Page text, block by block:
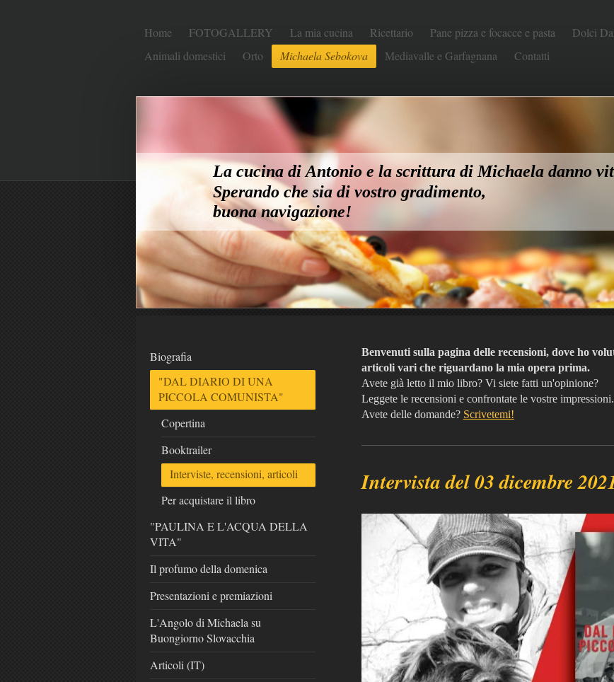
Home FOTOGALLERY La mia cucina Ricettario Pane pizza e focacce e pasta Dolci
Animali domestici
Orto Michaela Sebokova Mediavalle e Garfagnana Contatti
La cucina di Antonio e la scrittura di Michaela danno
Sperando che sia di vostro gradimento,
buona navigazione!
Benvenuti sulla pagina delle recensioni, dove ho
articoli vari che riguardano la mia opera prima.
Avete già letto il mio libro? Vi siete fatti un'opinione?
Leggete le recensioni e confrontate le vostre impressioni.
Avete delle domande? Scrivetemi!
Intervista del 03 dicembre
Biografia
"DAL DIARIO DI UNA
PICCOLA COMUNISTA"
Copertina
Booktrailer
Interviste, recensioni, articoli
Per acquistare il libro
"PAULINA E L'ACQUA DELLA
VITA"
Il profumo della domenica
Presentazioni e premiazioni
L'Angolo di Michaela su
Buongiorno Slovacchia
Articoli (IT)